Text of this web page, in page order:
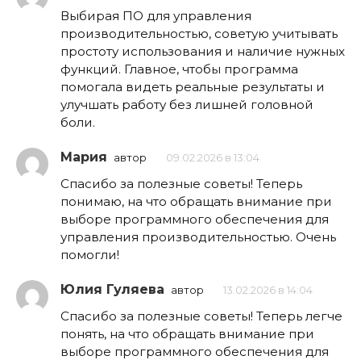
Выбирая ПО для управления
производительностью, советую учитывать
простоту использования и наличие нужных
функций. Главное, чтобы программа
помогала видеть реальные результаты и
улучшать работу без лишней головной
боли.
Мария автор 09.02.2026 в 13:04
Спасибо за полезные советы! Теперь
понимаю, на что обращать внимание при
выборе программного обеспечения для
управления производительностью. Очень
помогли!
Юлия Гуляева автор 13.02.2026 в 14:04
Спасибо за полезные советы! Теперь легче
понять, на что обращать внимание при
выборе программного обеспечения для